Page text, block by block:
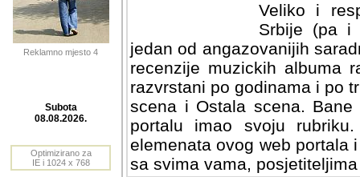
Reklamno mjesto 4
Veliko i
Srbije (pa i
jedan od angazovanijih
recenzije muzickih albuma
razvrstani po godinama i po
scena i Ostala scena.
portalu imao svoju
elemenata ovog web portala
sa svima vama,